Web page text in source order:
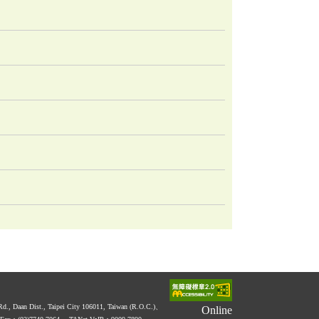
Daan Dist., Taipei City 106011, Taiwan (R.O.C.)、
Online